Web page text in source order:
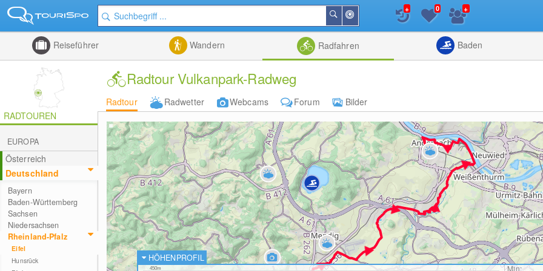
der
Nähe
Suchen
Listenansicht
+ 0 +
Reiseführer Wandern Radfahren Baden
Radtour Vulkanpark-Radweg
Radtour Radwetter Webcams Forum
Bilder
RADTOUREN
EUROPA
Österreich
Deutschland
Bayern
Baden-Württemberg
Sachsen
Niedersachsen
Rheinland-Pfalz
Eifel
Hunsrück
HÖHENPROFIL
450m Min: